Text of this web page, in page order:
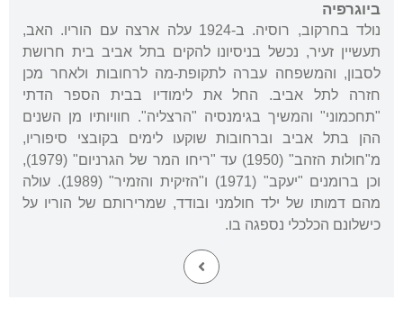
ביוגרפיה
נולד בחרקוב, רוסיה. ב-1924 עלה ארצה עם הוריו. האב,
תעשיין זעיר, נכשל בניסיונו להקים בתל אביב בית חרושת
לסבון, והמשפחה עברה לתקופת-מה לרחובות ולאחר מכן
חזרה לתל אביב. החל את לימודיו בבית הספר הדתי
"תחכמוני" והמשיך בגימנסיה "הרצליה". חוויותיו מן השנים
ההן בתל אביב וברחובות שוקעו לימים בקובצי סיפוריו,
מ"חולות הזהב" (1950) עד "ריחו המר של הגרניום" (1979),
וכן ברומנים "יעקב" (1971) ו"הזיקית והזמיר" (1989). עולה
מהם דמותו של ילד חולמני ובודד, שמרירותם של הוריו על
כישלונם הכלכלי נספגה בו.